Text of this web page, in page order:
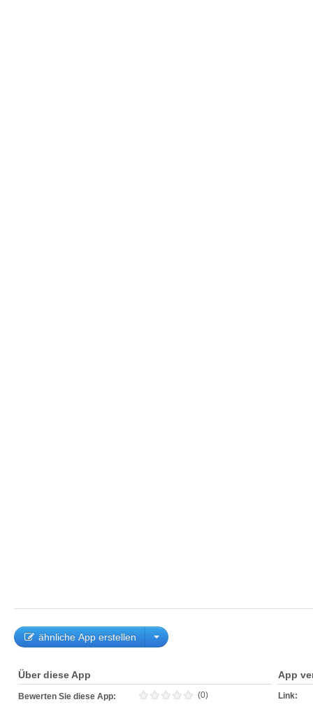
ähnliche App erstellen
Über diese App
Bewerten Sie diese App: (0)
App
Link: